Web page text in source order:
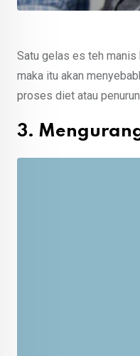
Satu gelas es teh manis
maka itu akan
proses diet atau
3.